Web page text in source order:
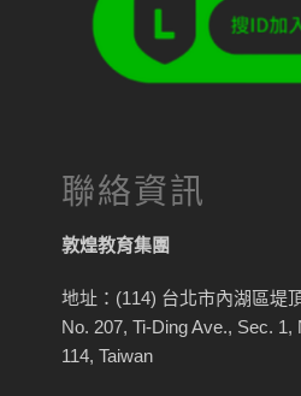
聯絡資訊
敦煌教育集團
地址：(114) 台北市內湖區堤
No. 207, Ti-Ding Ave., Sec. 1,
114, Taiwan